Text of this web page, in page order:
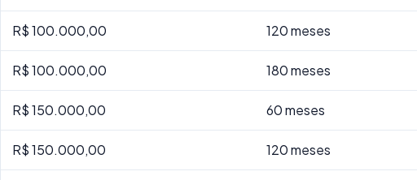
R$ 100.000,00 120 meses
R$ 100.000,00 180 meses
R$ 150.000,00 60 meses
R$ 150.000,00 120 meses